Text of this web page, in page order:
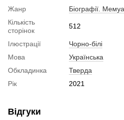
Жанр
Біографії.
Кількість
сторінок
512
Ілюстрації
Чорно-білі
Мова
Українська
Обкладинка
Тверда
Рік
2021
Відгуки